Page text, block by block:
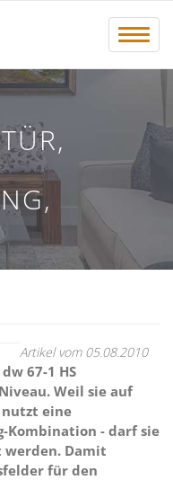
Menü
Artikel vom 05.08.2010
67-1 HS
Weil sie auf
nutzt eine
Kombination - darf sie
werden. Damit
für den